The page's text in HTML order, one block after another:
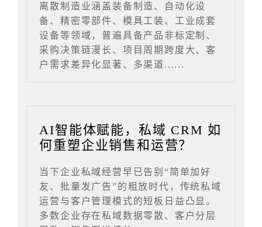
离散制造业涵盖装备制造、自动化设
备、精密零部件、模具工装、工业成套
设备等领域，普遍具备产品非标定制、
采购决策链漫长、项目周期跨度大、客
户需求差异化显著、多渠道......
AI智能体赋能，私域 CRM 如
何重塑企业销售和运营？
当下企业私域经营早已告别“简单加好
友、批量发广告”的粗放时代，传统私域
运营与客户管理模式的短板日益凸显。
多数企业存在私域数据零散、客户分层